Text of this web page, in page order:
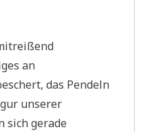
an
das Pendeln
unserer
sich gerade